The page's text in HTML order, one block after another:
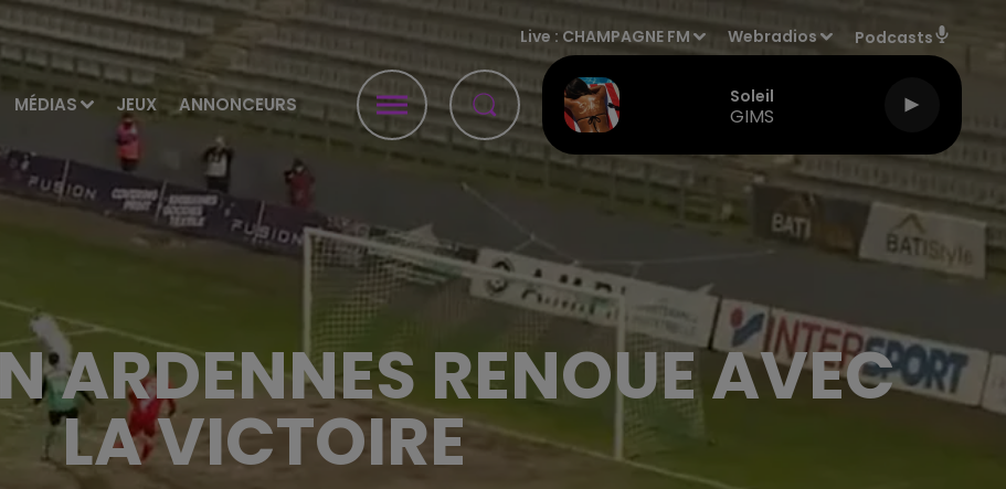
MÉDIAS JEUX ANNONCEURS
Live : CHAMPAGNE FM Webradios Podcasts
Soleil
GIMS
ARDENNES RENOUE AVEC
LA VICTOIRE